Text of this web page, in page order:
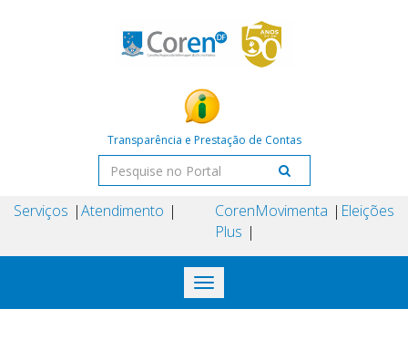
Transparência e Prestação de Contas
Serviços Atendimento
Coren
Plus
Movimenta Eleições
Toggle
navigation